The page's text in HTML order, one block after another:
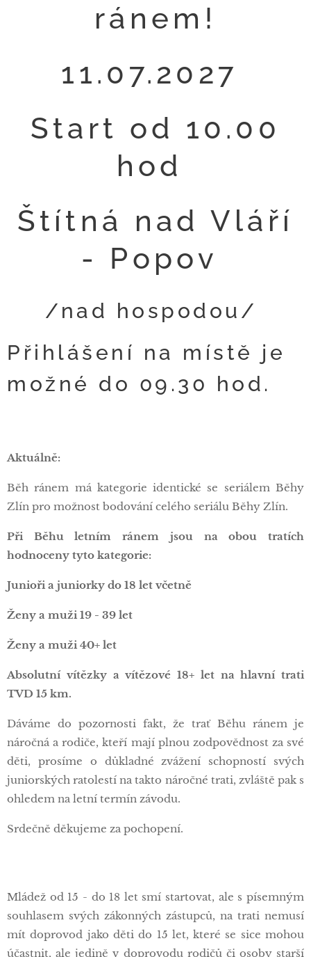
ránem!
11.07.2027
Start od 10.00
hod
Štítná nad Vláří
- Popov
/nad hospodou/
Přihlášení na místě je
možné do 09.30 hod.
Aktuálně:
Běh ránem má kategorie identické se seriálem Běhy
Zlín pro možnost bodování celého seriálu Běhy Zlín.
Při Běhu letním ránem jsou na obou tratích
hodnoceny tyto kategorie:
Junioři a juniorky do 18 let včetně
Ženy a muži 19 - 39 let
Ženy a muži 40+ let
Absolutní vítězky a vítězové 18+ let na hlavní trati
TVD 15 km.
Dáváme do pozornosti fakt, že trať Běhu ránem je
náročná a rodiče, kteří mají plnou zodpovědnost za své
děti, prosíme o důkladné zvážení schopností svých
juniorských ratolestí na takto náročné trati, zvláště pak s
ohledem na letní termín závodu.
Srdečně děkujeme za pochopení.
Mládež od 15 - do 18 let smí startovat, ale s písemným
souhlasem svých zákonných zástupců, na trati nemusí
mít doprovod jako děti do 15 let, které se sice mohou
účastnit, ale jedině v doprovodu rodičů či osoby starší